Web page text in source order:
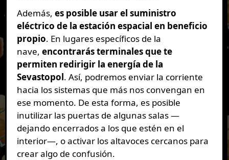
Además, es posible usar el suministro
eléctrico de la estación espacial en beneficio
propio. En lugares específicos de la
nave, encontrarás terminales que te
permiten redirigir la energía de la
Sevastopol. Así, podremos enviar la corriente
hacia los sistemas que más nos convengan en
ese momento. De esta forma, es posible
inutilizar las puertas de algunas salas —
dejando encerrados a los que estén en el
interior—, o activar los altavoces cercanos para
crear algo de confusión.